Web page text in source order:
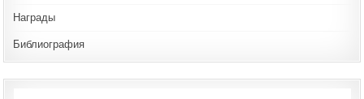
Награды
Библиография